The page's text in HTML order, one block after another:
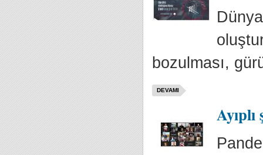
bozulması,
DEVAMI